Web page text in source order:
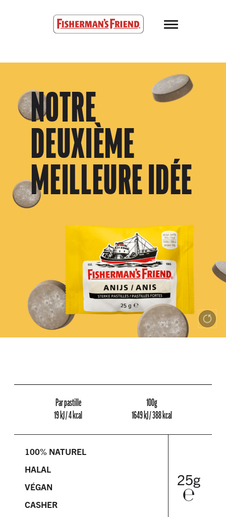
NOTRE
DEUXIÈME
MEILLEURE IDÉE
Par pastille
19 kJ / 4 kcal
100g
1649 kJ / 388 kcal
100% NATUREL
HALAL
VÉGAN
CASHER
25g
℮